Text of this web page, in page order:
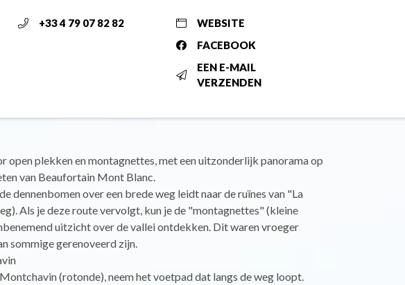
+33 4 79 07 82 82
WEBSITE
FACEBOOK
EEN E-MAIL
VERZENDEN
open plekken en montagnettes, met een uitzonderlijk panorama op
van Beaufortain Mont Blanc.
dennenbomen over een brede weg leidt naar de ruïnes van "La
Als je deze route vervolgt, kun je de "montagnettes" (kleine
uitzicht over de vallei ontdekken. Dit waren vroeger
sommige gerenoveerd zijn.
(rotonde), neem het voetpad dat langs de weg loopt.